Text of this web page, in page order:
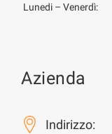
Lunedi – Venerdì:
Azienda
Indirizzo: